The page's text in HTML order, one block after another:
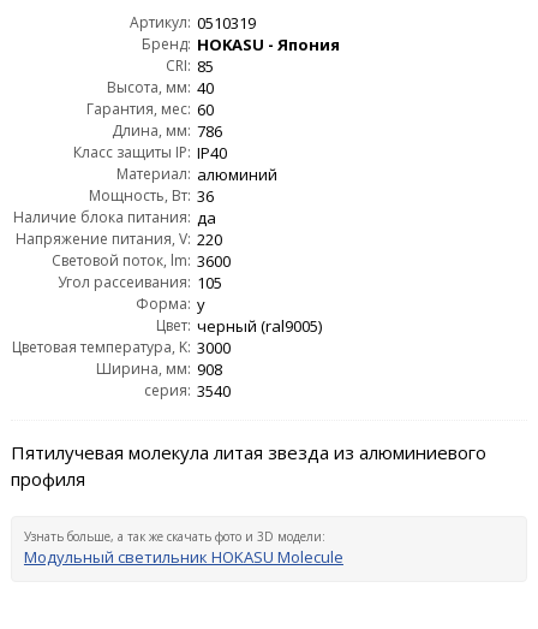
Артикул: 0510319
Бренд: HOKASU - Япония
CRI: 85
Высота, мм: 40
Гарантия, мес: 60
Длина, мм: 786
Класс защиты IP: IP40
Материал: алюминий
Мощность, Вт: 36
Наличие блока питания: да
Напряжение питания, V: 220
Световой поток, lm: 3600
Угол рассеивания: 105
Форма: y
Цвет: черный (ral9005)
Цветовая температура, K: 3000
Ширина, мм: 908
серия: 3540
Пятилучевая молекула литая звезда из алюминиевого
профиля
Узнать больше, а так же скачать фото и 3D модели:
Модульный светильник HOKASU Molecule